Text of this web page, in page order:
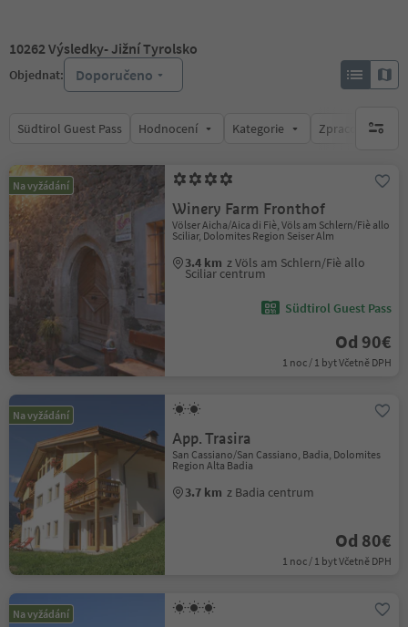
10262Výsledky- Jižní Tyrolsko
Objednat: Doporučeno
Südtirol Guest Pass Hodnocení Kategorie Zpracovávábrak
Na vyžádání
Winery Farm Fronthof
Völser Aicha/Aica di Fiè, Völs am Schlern/Fiè allo
Sciliar, Dolomites Region Seiser Alm
3.4 km z Völs am Schlern/Fiè allo
Sciliar centrum
Südtirol Guest Pass
Od 90€
1 noc / 1 byt Včetně DPH
Na vyžádání
App. Trasira
San Cassiano/San Cassiano, Badia, Dolomites
Region Alta Badia
3.7 km z Badia centrum
Od 80€
1 noc / 1 byt Včetně DPH
Na vyžádání